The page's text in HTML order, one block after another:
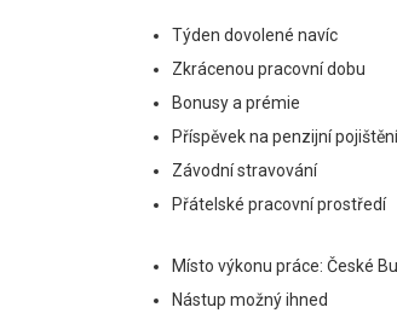
Týden dovolené navíc
Zkrácenou pracovní dobu
Bonusy a prémie
Příspěvek na penzijní pojištění
Závodní stravování
Přátelské pracovní prostředí
Místo výkonu práce: České
Nástup možný ihned